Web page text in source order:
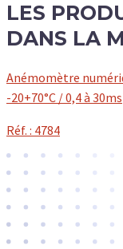
LES
DANS LA
Anémomètre
-20+70°C / 0,4 à 30ms
Réf. : 4784